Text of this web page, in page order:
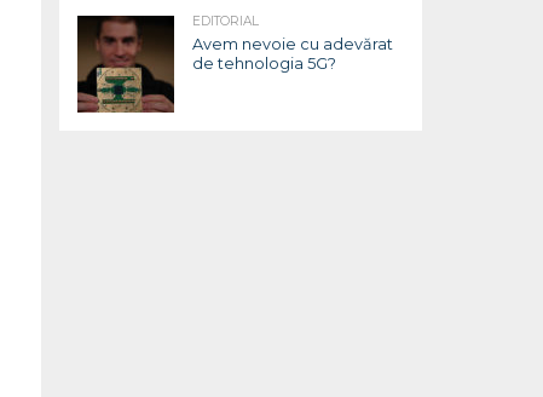
EDITORIAL
Avem nevoie cu adevărat
de tehnologia 5G?